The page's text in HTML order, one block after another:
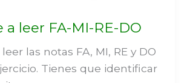
a leer FA-MI-RE-DO
las notas FA, MI, RE y DO
Tienes que identificar